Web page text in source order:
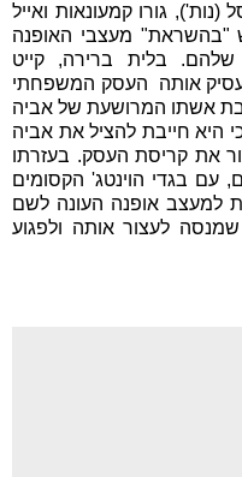
גורו קמעונאות ואייל
"בהשראת" מעצבי האופנה
שלהם. בלית ברירה, קייט
אותה  העסק המשפחתי
אשתו המרושעת של אביה
היא חייבת להציל את אביה
את קריסת העסק. בעזרתו
עם בגדי הוינטג' הקסומים
למעצב אופנה העונה לשם
לעצור אותה ולפגוע